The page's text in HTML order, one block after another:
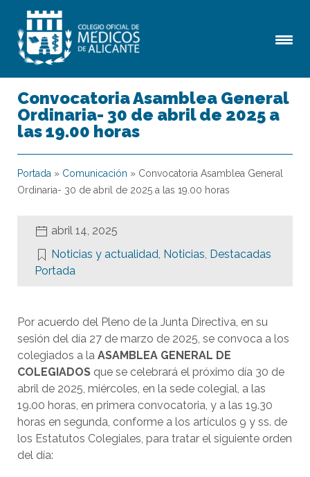
Convocatoria Asamblea General
Ordinaria- 30 de abril de 2025 a
las 19.00 horas
Portada » Comunicación » Convocatoria Asamblea General
Ordinaria- 30 de abril de 2025 a las 19.00 horas
abril 14, 2025
Noticias y actualidad, Noticias, Destacadas
Portada
Por acuerdo del Pleno de la Junta Directiva, en su
sesión del día 27 de marzo de 2025, se convoca a los
colegiados a la ASAMBLEA GENERAL DE
COLEGIADOS que se celebrará el próximo día 30 de
abril de 2025, miércoles, en la sede colegial, a las
19.00 horas, en primera convocatoria, y a las 19.30
horas en segunda, conforme a los artículos 9 y ss. de
los Estatutos Colegiales, para tratar el siguiente orden
del día: